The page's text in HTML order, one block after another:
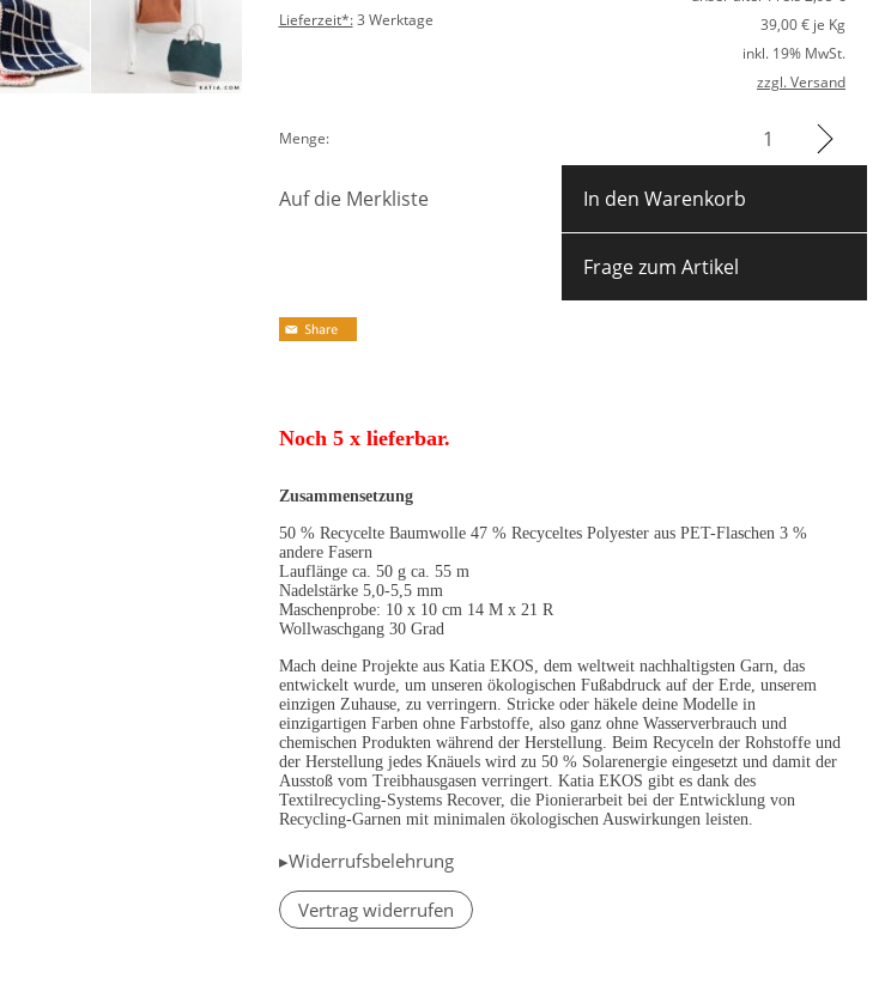
Lieferzeit*:3 Werktage
39,00€ je Kg
inkl. 19% MwSt.
zzgl. Versand
Menge:
Auf die Merkliste In den Warenkorb
Frage zum Artikel
Noch 5 x lieferbar.
Zusammensetzung
50 % Recycelte Baumwolle 47 % Recyceltes Polyester aus PET-Flaschen 3 %
andere Fasern
Lauflänge ca. 50 g ca. 55 m
Nadelstärke 5,0-5,5 mm
Maschenprobe: 10 x 10 cm 14 M x 21 R
Wollwaschgang 30 Grad
Mach deine Projekte aus Katia EKOS, dem weltweit nachhaltigsten Garn, das
entwickelt wurde, um unseren ökologischen Fußabdruck auf der Erde, unserem
einzigen Zuhause, zu verringern. Stricke oder häkele deine Modelle in
einzigartigen Farben ohne Farbstoffe, also ganz ohne Wasserverbrauch und
chemischen Produkten während der Herstellung. Beim Recyceln der Rohstoffe und
der Herstellung jedes Knäuels wird zu 50 % Solarenergie eingesetzt und damit der
Ausstoß vom Treibhausgasen verringert. Katia EKOS gibt es dank des
Textilrecycling-Systems Recover, die Pionierarbeit bei der Entwicklung von
Recycling-Garnen mit minimalen ökologischen Auswirkungen leisten.
▸Widerrufsbelehrung
Vertrag widerrufen